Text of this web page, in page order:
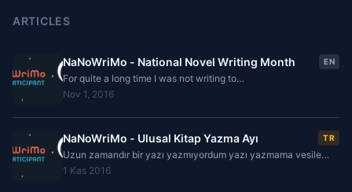
ARTICLES
NaNoWriMo - National Novel Writing Month EN
For quite a long time I was not writing to
hundredbooksayear.com but now it is time to start writing a
Nov 1, 2016
NaNoWriMo - Ulusal Kitap Yazma Ayı TR
Uzun zamandır bir yazı yazmıyordum yazı yazmama vesile
olan olayın yine yazı yazma ile ilgili olması ilginç olacak. Daha
1 Kas 2016